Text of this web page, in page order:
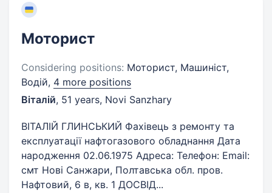
Моторист
Considering positions: Моторист, Машиніст,
Водій, 4 more positions
Віталій, 51 years, Novi Sanzhary
ВІТАЛІЙ ГЛИНСЬКИЙ Фахівець з ремонту та
експлуатації нафтогазового обладнання Дата
народження 02.06.1975 Адреса: Телефон: Email:
смт Нові Санжари, Полтавська обл. пров.
Нафтовий, 6 в, кв. 1 ДОСВІД...